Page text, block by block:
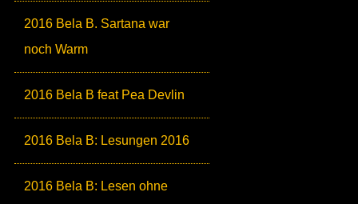
2016 Bela B. Sartana war
noch Warm
2016 Bela B feat Pea Devlin
2016 Bela B: Lesungen 2016
2016 Bela B: Lesen ohne